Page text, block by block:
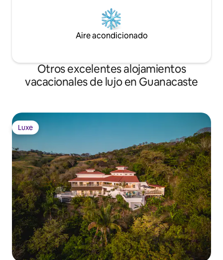
Aire acondicionado
Otros excelentes alojamientos
vacacionales de lujo en Guanacaste
Luxe
Luxe